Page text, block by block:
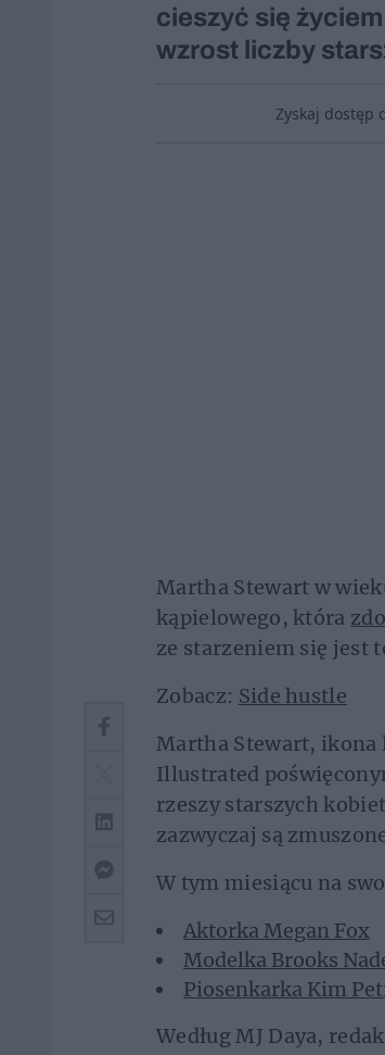
cieszyć się
wzrost liczby
Zyskaj dostęp
Martha Stewart w
kąpielowego, która
ze starzeniem się jest
Zobacz: Side hustle
Martha Stewart,
Illustrated
rzeszy starszych
zazwyczaj są
W tym miesiącu na
Aktorka Megan Fox
Modelka Brooks
Piosenkarka Kim
Według MJ Daya,